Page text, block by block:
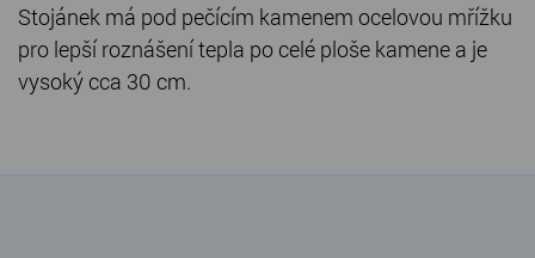
Stojánek má pod pečícím kamenem ocelovou mřížku
pro lepší roznášení tepla po celé ploše kamene a je
vysoký cca 30 cm.